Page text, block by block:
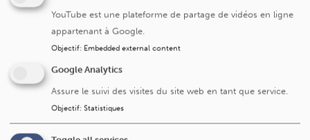
Avenue Hippocrate 10
1200 Bruxelles
+32 2 764 11 11
Fax. +32 2 764 37 03
N° d'entreprise: 0416.885.016
YouTube est une plateforme de partage de vidéos en ligne
appartenant à Google.
Objectif: Embedded external content
Google Analytics
Assure le suivi des visites du site web en tant que service.
Objectif: Statistiques